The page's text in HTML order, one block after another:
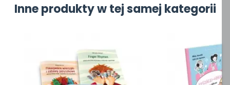
Inne produkty w tej samej kategorii